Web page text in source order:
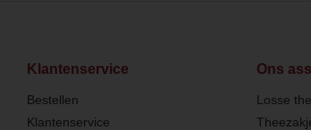
Klantenservice
Bestellen
Klantenservice
Ons
Losse